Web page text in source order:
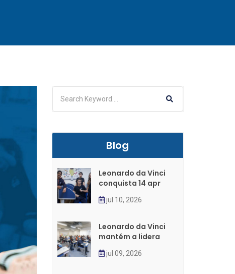
Blog
Leonardo da Vinci
conquista 14 apr
jul 10, 2026
Leonardo da Vinci
mantém a lidera
jul 09, 2026